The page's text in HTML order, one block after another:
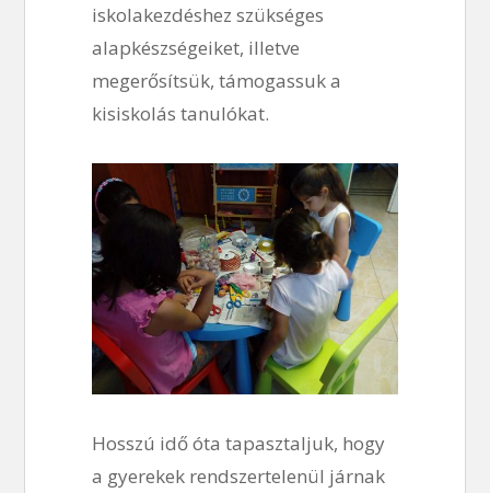
iskolakezdéshez szükséges
alapkészségeiket, illetve
megerősítsük, támogassuk a
kisiskolás tanulókat.
Hosszú idő óta tapasztaljuk, hogy
a gyerekek rendszertelenül járnak